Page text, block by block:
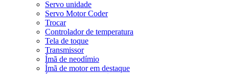
Servo unidade
Servo Motor Coder
Trocar
Controlador de temperatura
Tela de toque
Transmissor
Ímã de neodímio
Ímã de motor em destaque